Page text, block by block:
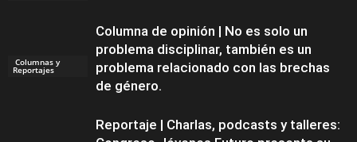
Columnas y
Reportajes
Columna de opinión | No es solo un
problema disciplinar, también es un
problema relacionado con las brechas
de género.
Reportaje | Charlas, podcasts y talleres: